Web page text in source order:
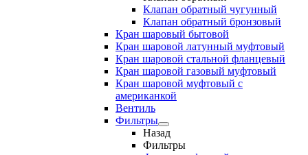
Клапан обратный чугунный
Клапан обратный бронзовый
Кран шаровый бытовой
Кран шаровой латунный муфтовый
Кран шаровой стальной фланцевый
Кран шаровой газовый муфтовый
Кран шаровой муфтовый с
американкой
Вентиль
Фильтры
Назад
Фильтры